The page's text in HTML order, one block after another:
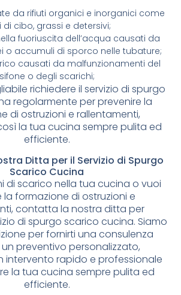
da rifiuti organici e inorganici come
di cibo, grassi e detersivi;
fuoriuscita dell’acqua causati da
o accumuli di sporco nelle tubature;
causati da malfunzionamenti del
sifone o degli scarichi;
richiedere il servizio di spurgo
regolarmente per prevenire la
di ostruzioni e rallentamenti,
la tua cucina sempre pulita ed
efficiente.
Ditta per il Servizio di Spurgo
Scarico Cucina
di scarico nella tua cucina o vuoi
la formazione di ostruzioni e
contatta la nostra ditta per
di spurgo scarico cucina. Siamo
per fornirti una consulenza
preventivo personalizzato,
intervento rapido e professionale
la tua cucina sempre pulita ed
efficiente.